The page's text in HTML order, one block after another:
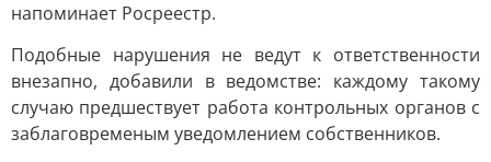
напоминает Росреестр.
Подобные нарушения не ведут к ответственности
внезапно, добавили в ведомстве: каждому такому
случаю предшествует работа контрольных органов с
заблаговременым уведомлением собственников.